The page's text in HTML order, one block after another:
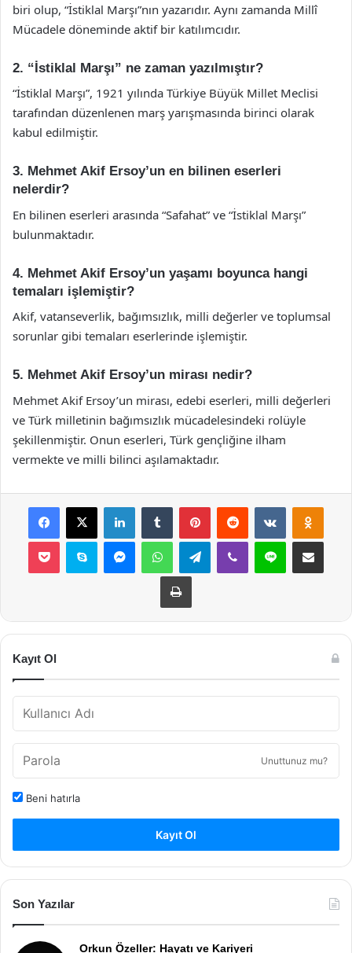
biri olup, “İstiklal Marşı”nın yazarıdır. Aynı zamanda Millî
Mücadele döneminde aktif bir katılımcıdır.
2. “İstiklal Marşı” ne zaman yazılmıştır?
“İstiklal Marşı”, 1921 yılında Türkiye Büyük Millet Meclisi
tarafından düzenlenen marş yarışmasında birinci olarak
kabul edilmiştir.
3. Mehmet Akif Ersoy’un en bilinen eserleri
nelerdir?
En bilinen eserleri arasında “Safahat” ve “İstiklal Marşı”
bulunmaktadır.
4. Mehmet Akif Ersoy’un yaşamı boyunca hangi
temaları işlemiştir?
Akif, vatanseverlik, bağımsızlık, milli değerler ve toplumsal
sorunlar gibi temaları eserlerinde işlemiştir.
5. Mehmet Akif Ersoy’un mirası nedir?
Mehmet Akif Ersoy’un mirası, edebi eserleri, milli değerleri
ve Türk milletinin bağımsızlık mücadelesindeki rolüyle
şekillenmiştir. Onun eserleri, Türk gençliğine ilham
vermekte ve milli bilinci aşılamaktadır.
Facebook
X LinkedInTumblr PinterestReddit VKontakte
Pocket Skype MessengerWhatsAppTelegramViber Line E-Posta ile
Yazdır
Kayıt Ol
Unuttunuz mu?
Beni hatırla
Kayıt Ol
Son Yazılar
Orkun Özeller: Hayatı ve Kariyeri